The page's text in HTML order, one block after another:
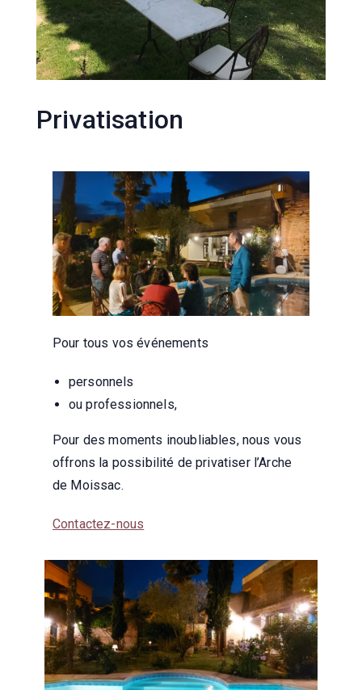
Privatisation
Pour tous vos événements
personnels
ou professionnels,
Pour des moments inoubliables, nous vous
offrons la possibilité de privatiser l’Arche
de Moissac.
Contactez-nous